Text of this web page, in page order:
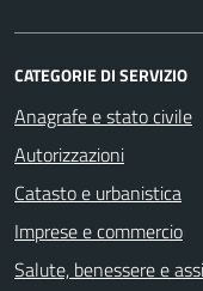
CATEGORIE DI SERVIZIO
Anagrafe e stato civile
Autorizzazioni
Catasto e urbanistica
Imprese e commercio
Salute, benessere e